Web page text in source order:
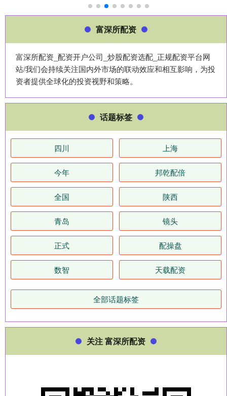
富深所配资
富深所配资_配资开户公司_炒股配资选配_正规配资平台网
站/我们会持续关注国内外市场的联动效应和相互影响，为投
资者提供全球化的投资视野和策略。
话题标签
四川 上海
今年 邦乾配倍
全国 陕西
青岛 镜头
正式 配操盘
数智 天载配资
全部话题标签
关注 富深所配资